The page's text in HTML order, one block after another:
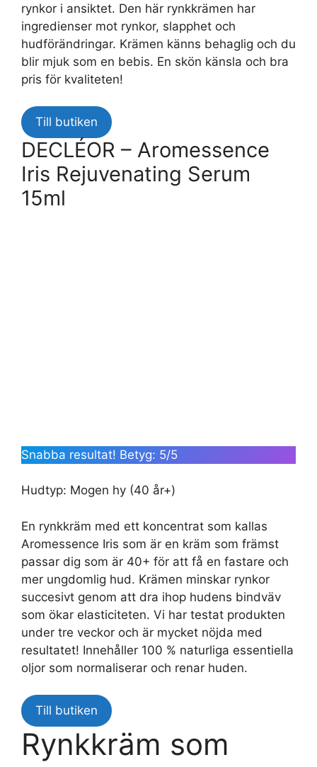
rynkor i ansiktet. Den här rynkkrämen har
ingredienser mot rynkor, slapphet och
hudförändringar. Krämen känns behaglig och du
blir mjuk som en bebis. En skön känsla och bra
pris för kvaliteten!
Till butiken
DECLÉOR – Aromessence
Iris Rejuvenating Serum
15ml
Snabba resultat! Betyg: 5/5
Hudtyp: Mogen hy (40 år+)
En rynkkräm med ett koncentrat som kallas
Aromessence Iris som är en kräm som främst
passar dig som är 40+ för att få en fastare och
mer ungdomlig hud. Krämen minskar rynkor
succesivt genom att dra ihop hudens bindväv
som ökar elasticiteten. Vi har testat produkten
under tre veckor och är mycket nöjda med
resultatet! Innehåller 100 % naturliga essentiella
oljor som normaliserar och renar huden.
Till butiken
Rynkkräm som